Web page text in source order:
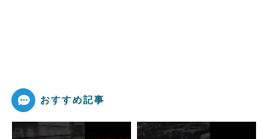
おすすめ記事